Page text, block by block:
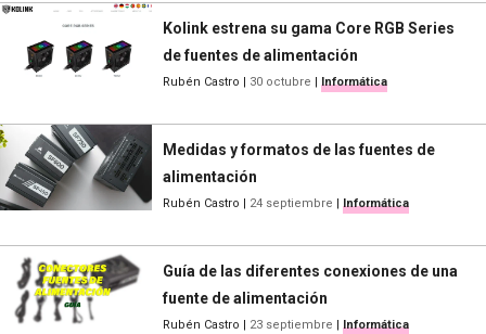
Kolink estrena su gama Core RGB Series
de fuentes de alimentación
Rubén Castro 30 octubre Informática
Medidas y formatos de las fuentes de
alimentación
Rubén Castro 24 septiembre Informática
Guía de las diferentes conexiones de una
fuente de alimentación
Rubén Castro 23 septiembre Informática